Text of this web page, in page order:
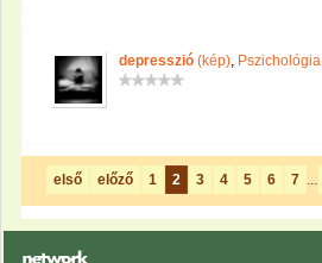
depresszió (kép),
első előző 1 2 3 4 5 6 7 ...